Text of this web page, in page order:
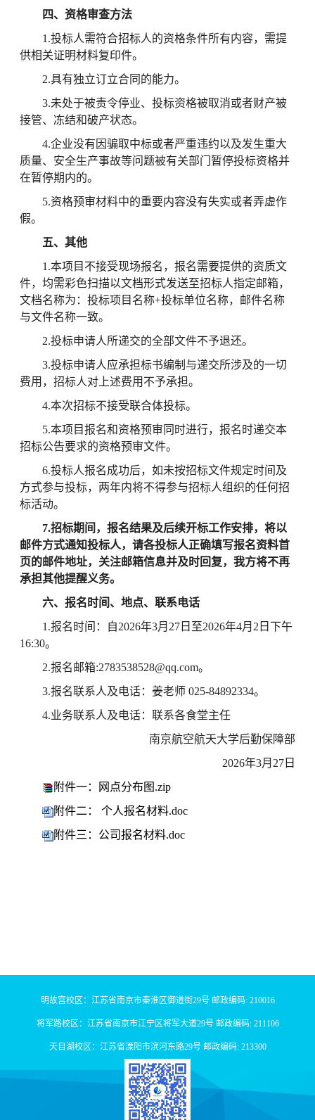
四、资格审查方法
1.投标人需符合招标人的资格条件所有内容，需提
供相关证明材料复印件。
2.具有独立订立合同的能力。
3.未处于被责令停业、投标资格被取消或者财产被
接管、冻结和破产状态。
4.企业没有因骗取中标或者严重违约以及发生重大
质量、安全生产事故等问题被有关部门暂停投标资格并
在暂停期内的。
5.资格预审材料中的重要内容没有失实或者弄虚作
假。
五、其他
1.本项目不接受现场报名，报名需要提供的资质文
件，均需彩色扫描以文档形式发送至招标人指定邮箱，
文档名称为：投标项目名称+投标单位名称，邮件名称
与文件名称一致。
2.投标申请人所递交的全部文件不予退还。
3.投标申请人应承担标书编制与递交所涉及的一切
费用，招标人对上述费用不予承担。
4.本次招标不接受联合体投标。
5.本项目报名和资格预审同时进行，报名时递交本
招标公告要求的资格预审文件。
6.投标人报名成功后，如未按招标文件规定时间及
方式参与投标，两年内将不得参与招标人组织的任何招
标活动。
7.招标期间，报名结果及后续开标工作安排，将以
邮件方式通知投标人，请各投标人正确填写报名资料首
页的邮件地址，关注邮箱信息并及时回复，我方将不再
承担其他提醒义务。
六、报名时间、地点、联系电话
1.报名时间：自2026年3月27日至2026年4月2日下午
16:30。
2.报名邮箱:2783538528@qq.com。
3.报名联系人及电话：姜老师 025-84892334。
4.业务联系人及电话：联系各食堂主任
南京航空航天大学后勤保障部
2026年3月27日
附件一：网点分布图.zip
附件二： 个人报名材料.doc
附件三：公司报名材料.doc
明故宫校区：江苏省南京市秦淮区御道街29号 邮政编码: 210016
将军路校区：江苏省南京市江宁区将军大道29号 邮政编码: 211106
天目湖校区：江苏省溧阳市滨河东路29号 邮政编码: 213300